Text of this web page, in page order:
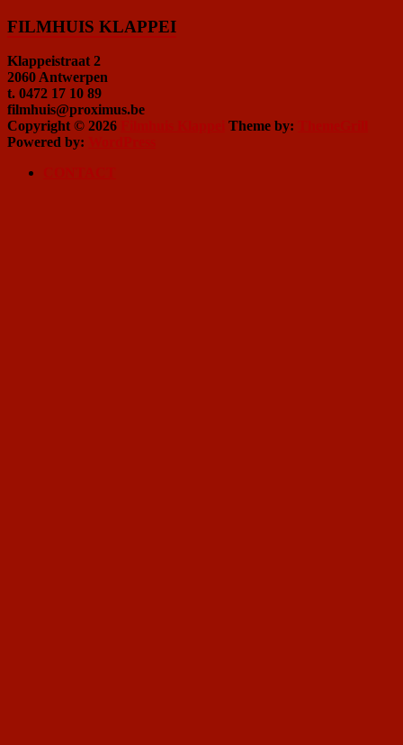
FILMHUIS KLAPPEI
Klappeistraat 2
2060 Antwerpen
t. 0472 17 10 89
filmhuis@proximus.be
Copyright © 2026
Theme by:
Powered by: